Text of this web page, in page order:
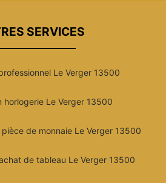
SERVICES
Le Verger 13500
horlogerie Le Verger 13500
de monnaie Le Verger 13500
de tableau Le Verger 13500